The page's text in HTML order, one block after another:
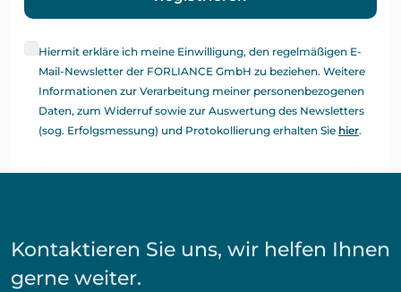
Hiermit erkläre ich meine Einwilligung, den regelmäßigen E-
Mail-Newsletter der FORLIANCE GmbH zu beziehen. Weitere
Informationen zur Verarbeitung meiner personenbezogenen
Daten, zum Widerruf sowie zur Auswertung des Newsletters
(sog. Erfolgsmessung) und Protokollierung erhalten Sie hier.
Kontaktieren Sie uns, wir helfen Ihnen
gerne weiter.